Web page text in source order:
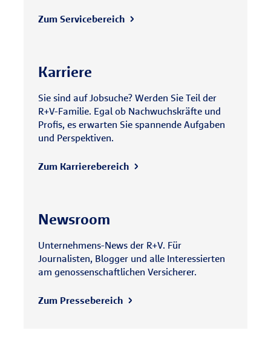
Zum Servicebereich
Karriere
Sie sind auf Jobsuche? Werden Sie Teil der
R+V-Familie. Egal ob Nachwuchskräfte und
Profis, es erwarten Sie spannende Aufgaben
und Perspektiven.
Zum Karrierebereich
Newsroom
Unternehmens-News der R+V. Für
Journalisten, Blogger und alle Interessierten
am genossenschaftlichen Versicherer.
Zum Pressebereich